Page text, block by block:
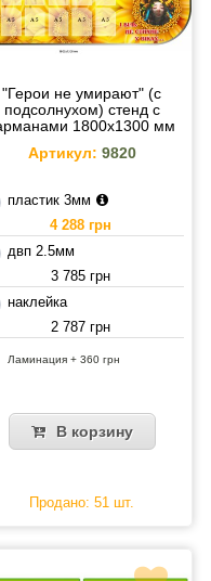
"Герои не умирают" (с
подсолнухом) стенд с
1800х1300 мм
Артикул: 9820
пластик 3мм
4 288 грн
двп 2.5мм
3 785 грн
наклейка
2 787 грн
Ламинация + 360 грн
В корзину
Продано: 51 шт.